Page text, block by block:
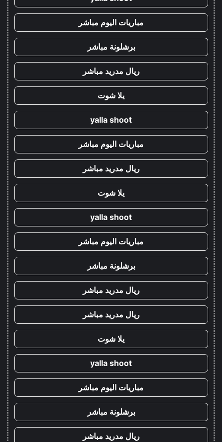
مباريات اليوم مباشر
برشلونة مباشر
ريال مدريد مباشر
يلا شوت
yalla shoot
مباريات اليوم مباشر
ريال مدريد مباشر
يلا شوت
yalla shoot
مباريات اليوم مباشر
برشلونة مباشر
ريال مدريد مباشر
ريال مدريد مباشر
يلا شوت
yalla shoot
مباريات اليوم مباشر
برشلونة مباشر
ريال مدريد مباشر